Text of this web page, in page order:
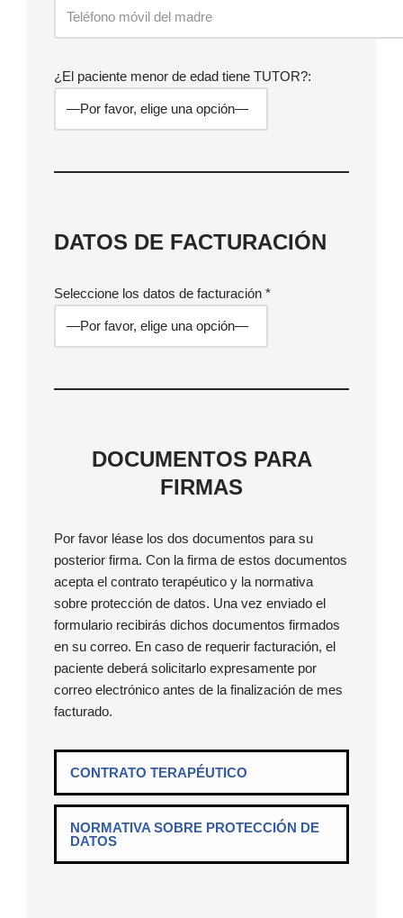
¿El paciente menor de edad tiene TUTOR?:
DATOS DE FACTURACIÓN
Seleccione los datos de facturación *
DOCUMENTOS PARA
FIRMAS
Por favor léase los dos documentos para su
posterior firma. Con la firma de estos documentos
acepta el contrato terapéutico y la normativa
sobre protección de datos. Una vez enviado el
formulario recibirás dichos documentos firmados
en su correo. En caso de requerir facturación, el
paciente deberá solicitarlo expresamente por
correo electrónico antes de la finalización de mes
facturado.
CONTRATO TERAPÉUTICO
NORMATIVA SOBRE PROTECCIÓN DE
DATOS